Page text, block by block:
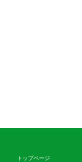
トップページ